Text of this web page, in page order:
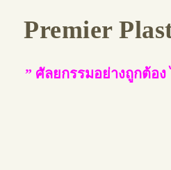
Premier
” ศัลยกรรมอย่างถูกต้อ